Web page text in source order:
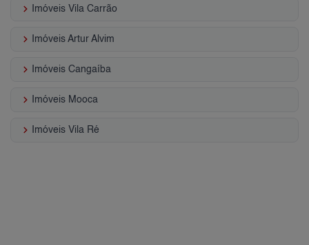
keyboard_arrow_right Imóveis Vila Carrão
keyboard_arrow_right Imóveis Artur Alvim
keyboard_arrow_right Imóveis Cangaíba
keyboard_arrow_right Imóveis Mooca
keyboard_arrow_right Imóveis Vila Ré